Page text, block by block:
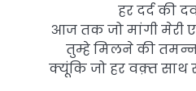
हर दर्द की
आज तक जो मांगी मेरी
तुम्हे मिलने की
क्यूंकि जो हर वक़्त साथ